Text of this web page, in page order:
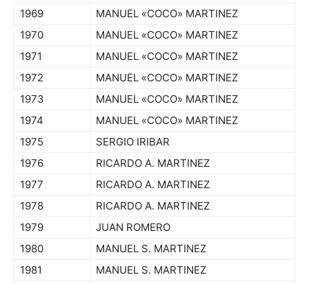
1969
MANUEL «COCO» MARTINEZ
1970
MANUEL «COCO» MARTINEZ
1971
MANUEL «COCO» MARTINEZ
1972
MANUEL «COCO» MARTINEZ
1973
MANUEL «COCO» MARTINEZ
1974
MANUEL «COCO» MARTINEZ
1975
SERGIO IRIBAR
1976
RICARDO A. MARTINEZ
1977
RICARDO A. MARTINEZ
1978
RICARDO A. MARTINEZ
1979
JUAN ROMERO
1980
MANUEL S. MARTINEZ
1981
MANUEL S. MARTINEZ